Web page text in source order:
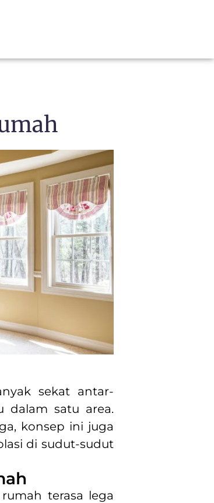
sekat antar-
dalam satu area.
konsep ini juga
di sudut-sudut
terasa lega